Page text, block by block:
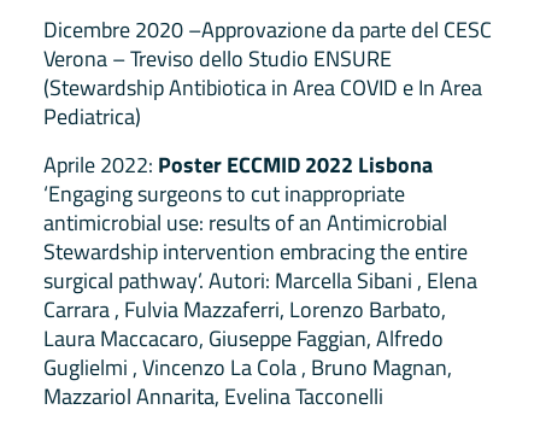
Dicembre 2020 –Approvazione da parte del CESC
Verona – Treviso dello Studio ENSURE
(Stewardship Antibiotica in Area COVID e In Area
Pediatrica)
Aprile 2022: Poster ECCMID 2022 Lisbona
‘Engaging surgeons to cut inappropriate
antimicrobial use: results of an Antimicrobial
Stewardship intervention embracing the entire
surgical pathway’. Autori: Marcella Sibani , Elena
Carrara , Fulvia Mazzaferri, Lorenzo Barbato,
Laura Maccacaro, Giuseppe Faggian, Alfredo
Guglielmi , Vincenzo La Cola , Bruno Magnan,
Mazzariol Annarita, Evelina Tacconelli